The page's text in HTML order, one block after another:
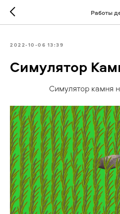
Работы
2022-10-06 13:39
Симулятор
Симулятор камня